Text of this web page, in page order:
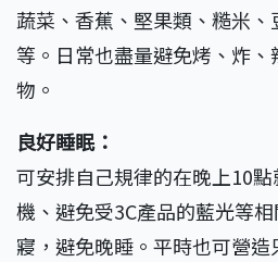
蔬菜、香蕉、堅果類、糙米
等。日常也盡量避免烤、炸
物。
良好睡眠：
可安排自己規律的在晚上10
機、避免受3C產品的藍光等
寢，避免晚睡。平時也可營